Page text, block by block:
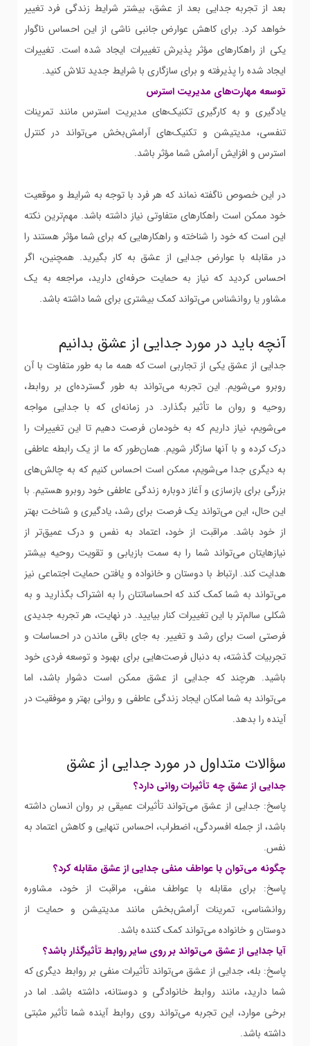
بعد از تجربه جدایی بعد از عشق، بیشتر شرایط زندگی فرد تغییر
خواهد کرد. برای کاهش عوارض جانبی ناشی از این احساس ناگوار
یکی از راهکارهای مؤثر پذیرش تغییرات ایجاد شده است. تغییرات
ایجاد شده را پذیرفته و برای سازگاری با شرایط جدید تلاش کنید.
توسعه مهارت‌های مدیریت استرس
یادگیری و به کارگیری تکنیک‌های مدیریت استرس مانند تمرینات
تنفسی، مدیتیشن و تکنیک‌های آرامش‌بخش می‌تواند در کنترل
استرس و افزایش آرامش شما مؤثر باشد.
در این خصوص ناگفته نماند که هر فرد با توجه به شرایط و موقعیت
خود ممکن است راهکارهای متفاوتی نیاز داشته باشد. مهم‌ترین نکته
این است که خود را شناخته و راهکارهایی که برای شما مؤثر هستند را
در مقابله با عوارض جدایی از عشق به کار بگیرید. همچنین، اگر
احساس کردید که نیاز به حمایت حرفه‌ای دارید، مراجعه به یک
مشاور یا روانشناس می‌تواند کمک بیشتری برای شما داشته باشد.
آنچه باید در مورد جدایی از عشق بدانیم
جدایی از عشق یکی از تجاربی است که همه ما به طور متفاوت با آن
روبرو می‌شویم. این تجربه می‌تواند به طور گسترده‌ای بر روابط،
روحیه و روان ما تأثیر بگذارد. در زمانه‌ای که با جدایی مواجه
می‌شویم، نیاز داریم که به خودمان فرصت دهیم تا این تغییرات را
درک کرده و با آنها سازگار شویم. همان‌طور که ما از یک رابطه عاطفی
به دیگری جدا می‌شویم، ممکن است احساس کنیم که به چالش‌های
بزرگی برای بازسازی و آغاز دوباره زندگی عاطفی خود روبرو هستیم. با
این حال، این می‌تواند یک فرصت برای رشد، یادگیری و شناخت بهتر
از خود باشد. مراقبت از خود، اعتماد به نفس و درک عمیق‌تر از
نیازهایتان می‌تواند شما را به سمت بازیابی و تقویت روحیه بیشتر
هدایت کند. ارتباط با دوستان و خانواده و یافتن حمایت اجتماعی نیز
می‌تواند به شما کمک کند که احساساتتان را به اشتراک بگذارید و به
شکلی سالم‌تر با این تغییرات کنار بیایید. در نهایت، هر تجربه جدیدی
فرصتی است برای رشد و تغییر. به جای باقی ماندن در احساسات و
تجربیات گذشته، به دنبال فرصت‌هایی برای بهبود و توسعه فردی خود
باشید. هرچند که جدایی از عشق ممکن است دشوار باشد، اما
می‌تواند به شما امکان ایجاد زندگی عاطفی و روانی بهتر و موفقیت در
آینده را بدهد.
سؤالات متداول در مورد جدایی از عشق
جدایی از عشق چه تأثیرات روانی دارد؟
پاسخ: جدایی از عشق می‌تواند تأثیرات عمیقی بر روان انسان داشته
باشد، از جمله افسردگی، اضطراب، احساس تنهایی و کاهش اعتماد به
نفس.
چگونه می‌توان با عواطف منفی جدایی از عشق مقابله کرد؟
پاسخ: برای مقابله با عواطف منفی، مراقبت از خود، مشاوره
روانشناسی، تمرینات آرامش‌بخش مانند مدیتیشن و حمایت از
دوستان و خانواده می‌تواند کمک کننده باشد.
آیا جدایی از عشق می‌تواند بر روی سایر روابط تأثیرگذار باشد؟
پاسخ: بله، جدایی از عشق می‌تواند تأثیرات منفی بر روابط دیگری که
شما دارید، مانند روابط خانوادگی و دوستانه، داشته باشد. اما در
برخی موارد، این تجربه می‌تواند روی روابط آینده شما تأثیر مثبتی
داشته باشد.